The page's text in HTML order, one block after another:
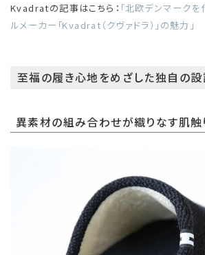
Kvadratの記事はこちら： 「北欧デンマークを
ルメーカー「Kvadrat（クヴァドラ）」の魅力」
至福の履き心地をめざした独自の
異素材の組み合わせが織りなす肌触